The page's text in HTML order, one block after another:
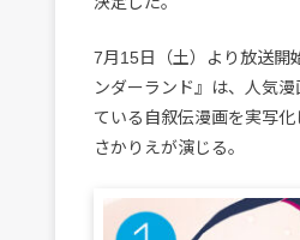
7月15日（土）より放送開
ンダーランド』は、人気
ている自叙伝漫画を実写
さかりえが演じる。